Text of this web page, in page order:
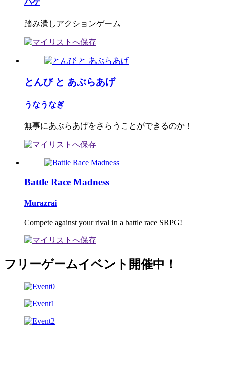
ハゲ
踏み潰しアクションゲーム
とんび と あぶらあげ
うなうなぎ
無事にあぶらあげをさらうことができるのか！
Battle Race Madness
Murazrai
Compete against your rival in a battle race SRPG!
フリーゲームイベント開催中！